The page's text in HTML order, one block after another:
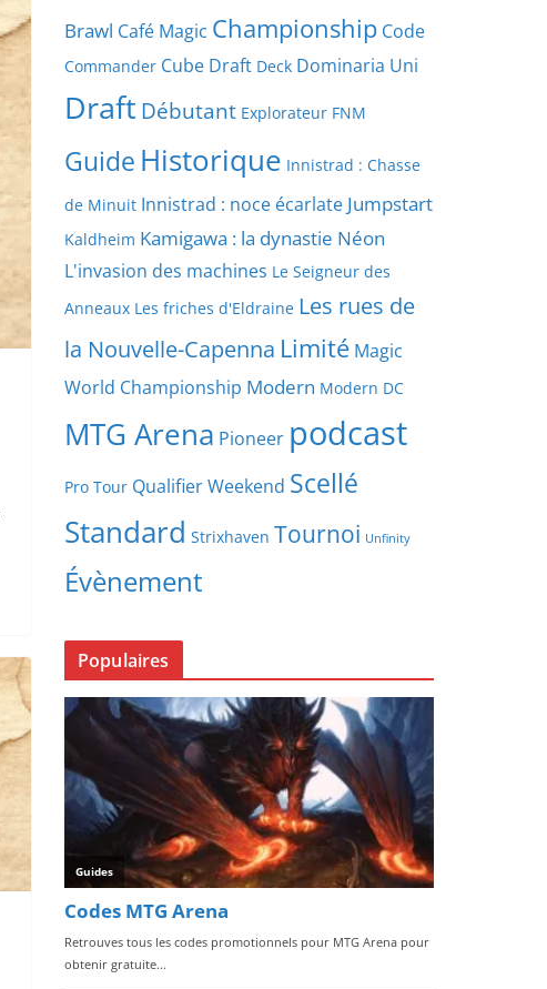
Brawl Café Magic Championship Code
Commander Cube Draft Deck Dominaria Uni
Draft Débutant Explorateur FNM
Guide Historique Innistrad : Chasse
de Minuit Innistrad : noce écarlate Jumpstart
Kaldheim Kamigawa : la dynastie Néon
L'invasion des machines Le Seigneur des
Anneaux Les friches d'Eldraine Les rues de
la Nouvelle-Capenna Limité Magic
World Championship Modern Modern DC
MTG Arena Pioneer podcast
Pro Tour Qualifier Weekend Scellé
Standard Strixhaven Tournoi Unfinity
Évènement
Populaires